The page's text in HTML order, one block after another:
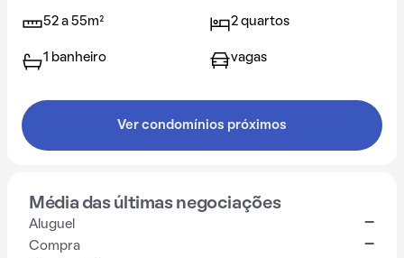
52 a 55m² 2 quartos
1 banheiro vagas
Ver condomínios próximos
Média das últimas negociações
Aluguel -
Compra -